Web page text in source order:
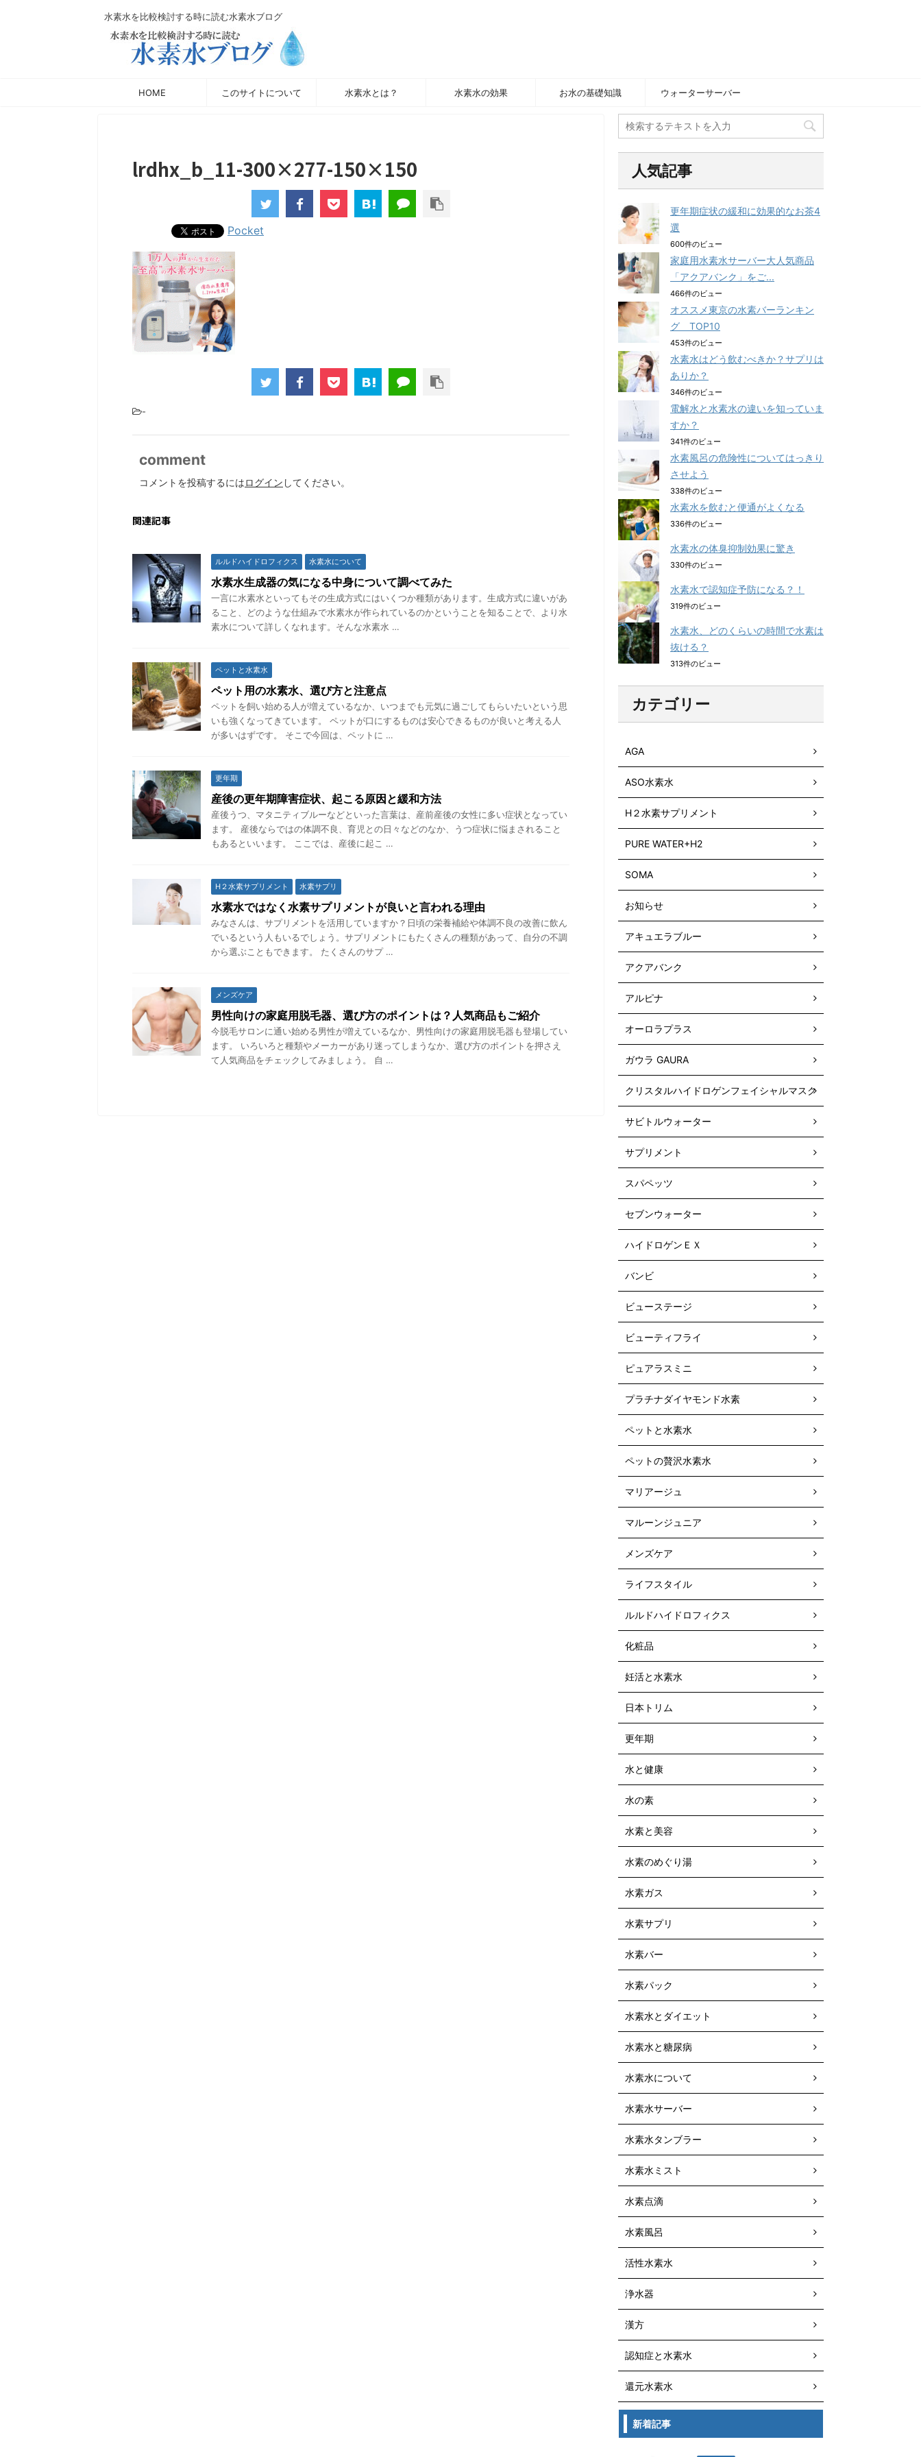
水素水を比較検討する時に読む水素水ブログ
HOME このサイトについて 水素水とは？ 水素水の効果 お水の基礎知識 ウォーターサーバー
lrdhx_b_11-300×277-150×150
Pocket
-
comment
コメントを投稿するにはログイン してください。
関連記事
ルルドハイドロフィクス 水素水について
水素水生成器の気になる中身について調べてみた
一言に水素水といってもその生成方式にはいくつか種類があります。生成方式に違いがあ
ること、どのような仕組みで水素水が作られているのかということを知ることで、より水
素水について詳しくなれます。そんな水素水 …
ペットと水素水
ペット用の水素水、選び方と注意点
ペットを飼い始める人が増えているなか、いつまでも元気に過ごしてもらいたいという思
いも強くなってきています。 ペットが口にするものは安心できるものが良いと考える人
が多いはずです。 そこで今回は、ペットに …
更年期
産後の更年期障害症状、起こる原因と緩和方法
産後うつ、マタニティブルーなどといった言葉は、産前産後の女性に多い症状となってい
ます。 産後ならではの体調不良、育児との日々などのなか、うつ症状に悩まされること
もあるといいます。 ここでは、産後に起こ …
H２水素サプリメント 水素サプリ
水素水ではなく水素サプリメントが良いと言われる理由
みなさんは、サプリメントを活用していますか？日頃の栄養補給や体調不良の改善に飲ん
でいるという人もいるでしょう。サプリメントにもたくさんの種類があって、自分の不調
から選ぶこともできます。 たくさんのサプ …
メンズケア
男性向けの家庭用脱毛器、選び方のポイントは？人気商品もご紹介
今脱毛サロンに通い始める男性が増えているなか、男性向けの家庭用脱毛器も登場してい
ます。 いろいろと種類やメーカーがあり迷ってしまうなか、選び方のポイントを押さえ
て人気商品をチェックしてみましょう。 自 …
人気記事
更年期症状の緩和に効果的なお茶4
選
600件のビュー
家庭用水素水サーバー大人気商品
「アクアバンク」をご...
466件のビュー
オススメ東京の水素バーランキン
グ TOP10
453件のビュー
水素水はどう飲むべきか？サプリは
ありか？
346件のビュー
電解水と水素水の違いを知っていま
すか？
341件のビュー
水素風呂の危険性についてはっきり
させよう
338件のビュー
水素水を飲むと便通がよくなる
336件のビュー
水素水の体臭抑制効果に驚き
330件のビュー
水素水で認知症予防になる？！
319件のビュー
水素水、どのくらいの時間で水素は
抜ける？
313件のビュー
カテゴリー
AGA
ASO水素水
H２水素サプリメント
PURE WATER+H2
SOMA
お知らせ
アキュエラブルー
アクアバンク
アルピナ
オーロラプラス
ガウラ GAURA
クリスタルハイドロゲンフェイシャルマスク
サビトルウォーター
サプリメント
スパペッツ
セブンウォーター
ハイドロゲンＥＸ
バンビ
ビューステージ
ビューティフライ
ピュアラスミニ
プラチナダイヤモンド水素
ペットと水素水
ペットの贅沢水素水
マリアージュ
マルーンジュニア
メンズケア
ライフスタイル
ルルドハイドロフィクス
化粧品
妊活と水素水
日本トリム
更年期
水と健康
水の素
水素と美容
水素のめぐり湯
水素ガス
水素サプリ
水素バー
水素パック
水素水とダイエット
水素水と糖尿病
水素水について
水素水サーバー
水素水タンブラー
水素水ミスト
水素点滴
水素風呂
活性水素水
浄水器
漢方
認知症と水素水
還元水素水
新着記事